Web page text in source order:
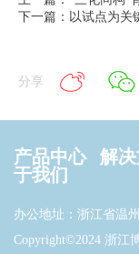
下一篇：以试点为关
分享
产品中心 解
于我们
办公地址：浙江省温
Copyright©2024 浙江